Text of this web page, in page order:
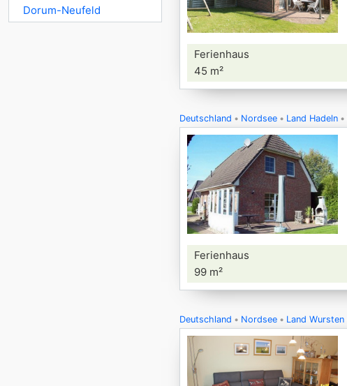
Dorum-Neufeld
Ferienhaus
45 m²
Deutschland Nordsee Land Hadeln
Ferienhaus
99 m²
Deutschland Nordsee Land Wursten